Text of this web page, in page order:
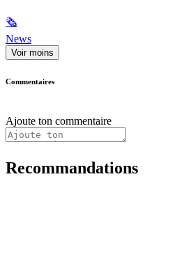
🗞
News
Voir moins
Commentaires
Ajoute ton commentaire
Recommandations